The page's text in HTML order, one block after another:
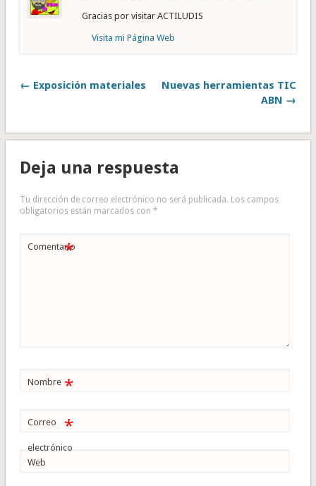
Gracias por visitar ACTILUDIS
Visita mi Página Web
← Exposición materiales
Nuevas herramientas TIC
ABN →
Deja una respuesta
Tu dirección de correo electrónico no será publicada. Los campos
obligatorios están marcados con *
Comentario
*
Nombre *
Correo
electrónico
*
Web